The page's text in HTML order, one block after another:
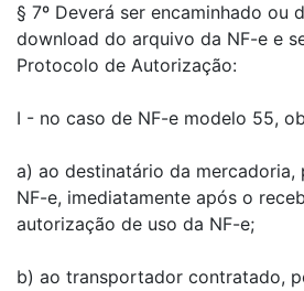
§ 7º Deverá ser encaminhado ou
download do arquivo da NF-e e
Protocolo de Autorização:
I - no caso de NF-e modelo 55,
a) ao destinatário da mercadoria,
NF-e, imediatamente após o
autorização de uso da NF-e;
b) ao transportador contratado,